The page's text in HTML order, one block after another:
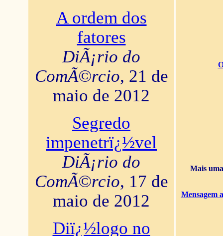
A ordem dos
fatores
DiÃ¡rio do
ComÃ©rcio, 21 de
maio de 2012
Segredo
impenetrï¿½vel
DiÃ¡rio do
ComÃ©rcio, 17 de
maio de 2012
Diï¿½logo no
Mais
Mensagem